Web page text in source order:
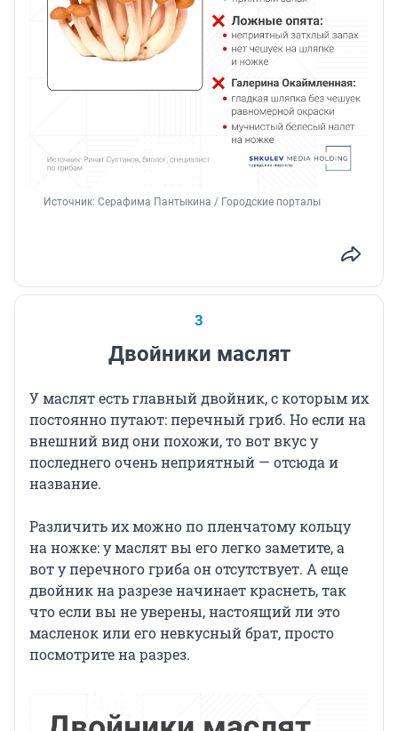
Источник: Серафима Пантыкина / Городские порталы
3
Двойники маслят
У маслят есть главный двойник, с которым их
постоянно путают: перечный гриб. Но если на
внешний вид они похожи, то вот вкус у
последнего очень неприятный — отсюда и
название.
Различить их можно по пленчатому кольцу
на ножке: у маслят вы его легко заметите, а
вот у перечного гриба он отсутствует. А еще
двойник на разрезе начинает краснеть, так
что если вы не уверены, настоящий ли это
масленок или его невкусный брат, просто
посмотрите на разрез.